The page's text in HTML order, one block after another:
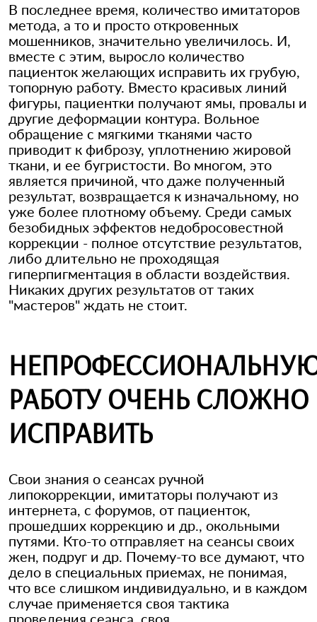
В последнее время, количество имитаторов
метода, а то и просто откровенных
мошенников, значительно увеличилось. И,
вместе с этим, выросло количество
пациенток желающих исправить их грубую,
топорную работу. Вместо красивых линий
фигуры, пациентки получают ямы, провалы и
другие деформации контура. Вольное
обращение с мягкими тканями часто
приводит к фиброзу, уплотнению жировой
ткани, и ее бугристости. Во многом, это
является причиной, что даже полученный
результат, возвращается к изначальному, но
уже более плотному объему. Среди самых
безобидных эффектов недобросовестной
коррекции - полное отсутствие результатов,
либо длительно не проходящая
гиперпигментация в области воздействия.
Никаких других результатов от таких
"мастеров" ждать не стоит.
РАБОТУ ОЧЕНЬ СЛОЖНО
ИСПРАВИТЬ
Свои знания о сеансах ручной
липокоррекции, имитаторы получают из
интернета, с форумов, от пациенток,
прошедших коррекцию и др., окольными
путями. Кто-то отправляет на сеансы своих
жен, подруг и др. Почему-то все думают, что
дело в специальных приемах, не понимая,
что все слишком индивидуально, и в каждом
случае применяется своя тактика
проведения сеанса, своя